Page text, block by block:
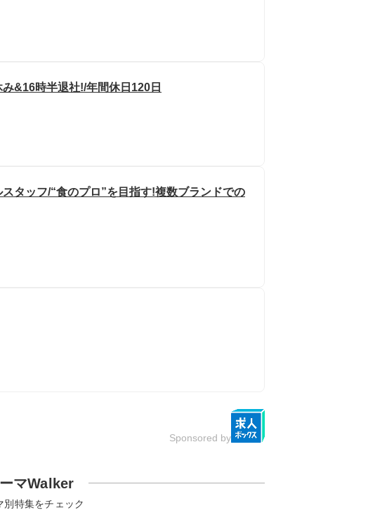
&16時半退社!/年間休日120日
タッフ/“食のプロ”を目指す!複数ブランドでの
Sponsored by
マWalker
別特集をチェック